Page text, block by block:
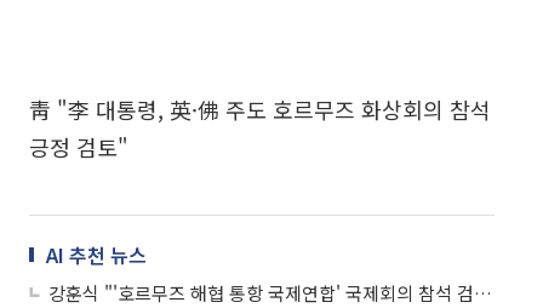
靑 "李 대통령, 英·佛 주도 호르무즈 화상회의 참석
긍정 검토"
AI 추천 뉴스
강훈식 "'호르무즈 해협 통항 국제연합' 국제회의 참석 검토 중"